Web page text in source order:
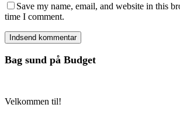
Save my name, email, and website in this
time I comment.
Bag sund på Budget
Velkommen til!